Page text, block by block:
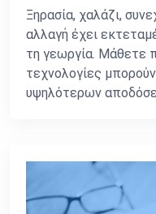
Ξηρασία, χαλάζι,
αλλαγή έχει
τη γεωργία. Μάθετε
τεχνολογίες
υψηλότερων